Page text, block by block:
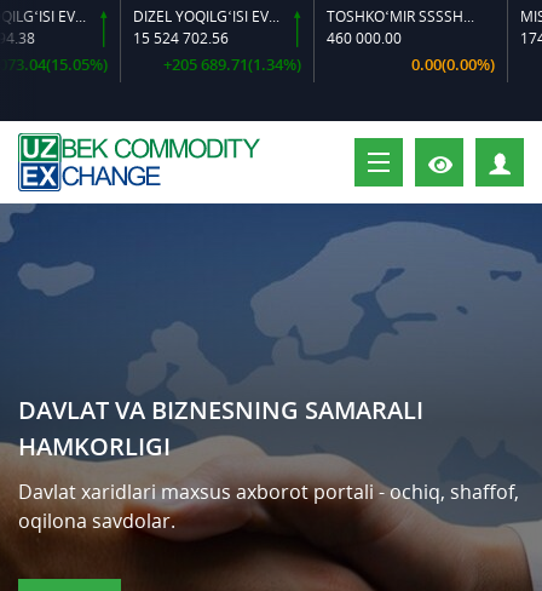
L-K-4
DIZEL YOQILG‘ISI EVRO-L II K-4 SSDF
15 524 702.56
+205 689.71(1.34%)
TOSHKO‘MIR SSSSH-13
0.00(0.00%)
MIS KATODI
174 223
-1 438
DAVLAT VA BIZNESNING SAMARALI
HAMKORLIGI
Davlat xaridlari maxsus axborot portali - ochiq, shaffof,
oqilona savdolar.